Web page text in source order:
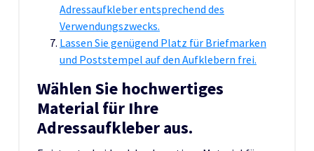
Adressaufkleber entsprechend des
Verwendungszwecks.
Lassen Sie genügend Platz für Briefmarken
und Poststempel auf den Aufklebern frei.
Wählen Sie hochwertiges
Material für Ihre
Adressaufkleber aus.